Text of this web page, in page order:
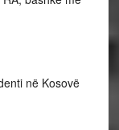
në Kosovë